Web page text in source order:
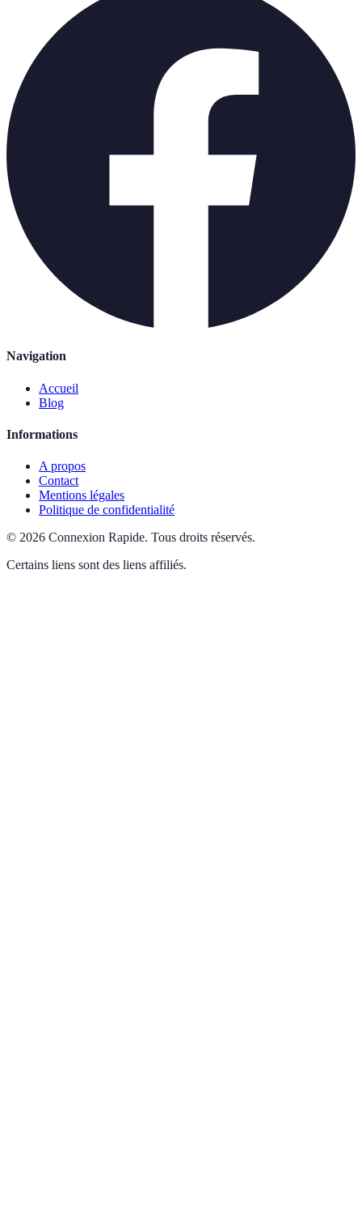
Navigation
Accueil
Blog
Informations
A propos
Contact
Mentions légales
Politique de confidentialité
© 2026 Connexion Rapide. Tous droits réservés.
Certains liens sont des liens affiliés.